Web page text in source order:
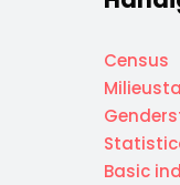
Census
Basic